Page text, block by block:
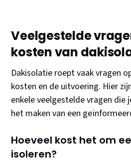
Veelgestelde
kosten van
Dakisolatie roept vaak vragen
kosten en de uitvoering. Hier
enkele veelgestelde vragen die
het maken van een
Hoeveel kost het om
isoleren?